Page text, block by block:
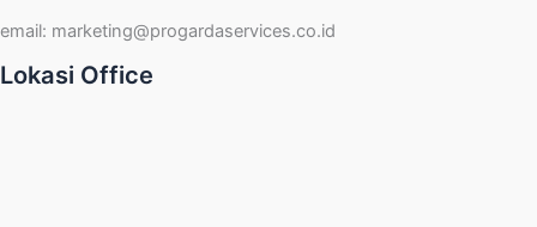
email: marketing@progardaservices.co.id
Lokasi Office